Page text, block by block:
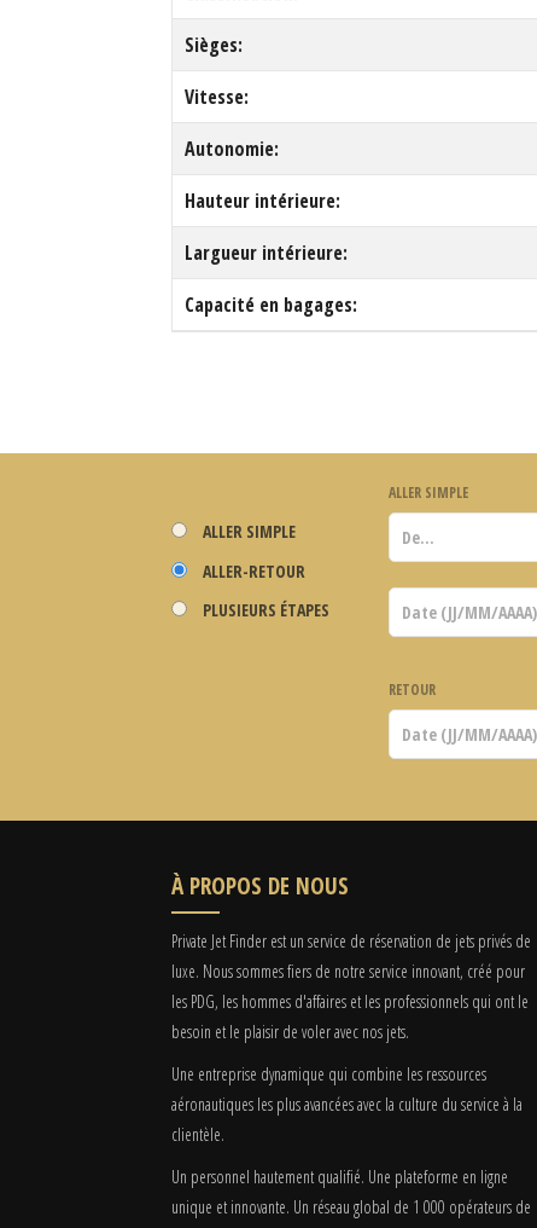
Sièges:
Vitesse:
Autonomie:
Hauteur intérieure:
Largueur intérieure:
Capacité en bagages:
ALLER SIMPLE
ALLER-RETOUR
PLUSIEURS ÉTAPES
ALLER SIMPLE
RETOUR
À PROPOS DE NOUS
Private Jet Finder est un service de réservation de jets privés de
luxe. Nous sommes fiers de notre service innovant, créé pour
les PDG, les hommes d'affaires et les professionnels qui ont le
besoin et le plaisir de voler avec nos jets.
Une entreprise dynamique qui combine les ressources
aéronautiques les plus avancées avec la culture du service à la
clientèle.
Un personnel hautement qualifié. Une plateforme en ligne
unique et innovante. Un réseau global de 1 000 opérateurs de